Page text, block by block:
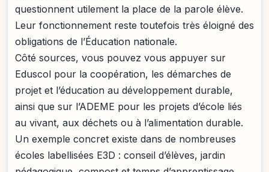
questionnent utilement la place de la parole élève.
Leur fonctionnement reste toutefois très éloigné des
obligations de l’Éducation nationale.
Côté sources, vous pouvez vous appuyer sur
Eduscol pour la coopération, les démarches de
projet et l’éducation au développement durable,
ainsi que sur l’ADEME pour les projets d’école liés
au vivant, aux déchets ou à l’alimentation durable.
Un exemple concret existe dans de nombreuses
écoles labellisées E3D : conseil d’élèves, jardin